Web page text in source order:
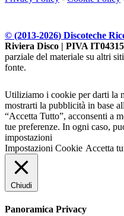
© (2013-2026) Discoteche
Riviera Disco | PIVA
parziale del materiale su altri
fonte.
Utiliziamo i cookie per darti la
mostrarti la pubblicità in base
“Accetta Tutto”, acconsenti a
tue preferenze. In ogni caso,
impostazioni
Impostazioni Cookie Accetta
Chiudi
Panoramica Privacy